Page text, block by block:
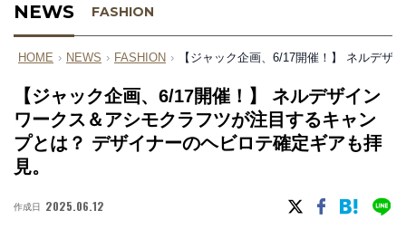
NEWS FASHION
HOME › NEWS › FASHION › 【ジャック企画、6/17開催！】 ネルデザ
【ジャック企画、6/17開催！】 ネルデザイン
ワークス＆アシモクラフツが注目するキャン
プとは？ デザイナーのヘビロテ確定ギアも拝
見。
作成日 2025.06.12